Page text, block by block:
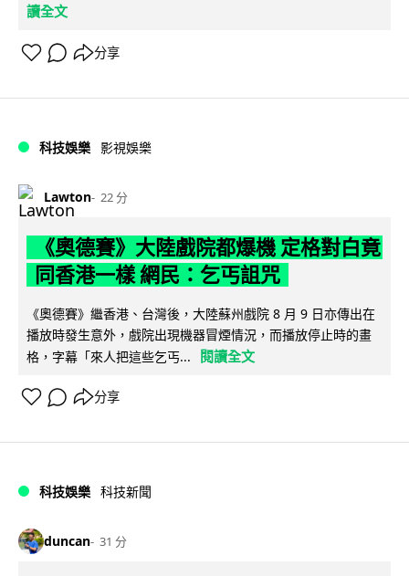
讀全文
分享
科技娛樂 影視娛樂
Lawton 22 分
《奧德賽》大陸戲院都爆機 定格對白竟
同香港一樣 網民：乞丐詛咒
《奧德賽》繼香港、台灣後，大陸蘇州戲院 8 月 9 日亦傳出在
播放時發生意外，戲院出現機器冒煙情況，而播放停止時的畫
格，字幕「來人把這些乞丐...
閱讀全文
分享
科技娛樂 科技新聞
duncan 31 分